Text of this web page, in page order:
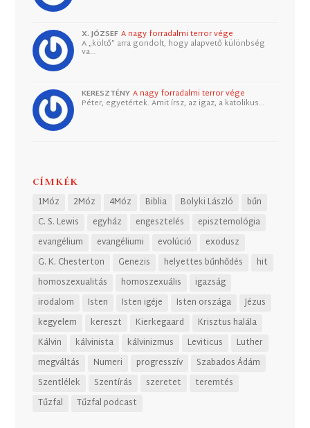
X. JÓZSEF A nagy forradalmi terror vége
A „költő” arra gondolt, hogy alapvető különbség
va…
KERESZTÉNY A nagy forradalmi terror vége
Péter, egyetértek. Amit írsz, az igaz, a katolikus…
CÍMKÉK
1Móz 2Móz 4Móz Biblia Bolyki László
bűn
C. S. Lewis
egyház engesztelés
episztemológia
evangélium
evangéliumi evolúció
exodusz
G. K. Chesterton
Genezis helyettes bűnhődés
hit
homoszexualitás
homoszexuális
igazság
irodalom
Isten Isten igéje Isten országa
Jézus
kegyelem
kereszt Kierkegaard
Krisztus halála
Kálvin
kálvinista kálvinizmus Leviticus
Luther
megváltás
Numeri progresszív
Szabados Ádám
Szentlélek
Szentírás szeretet
teremtés
Tűzfal
Tűzfal podcast